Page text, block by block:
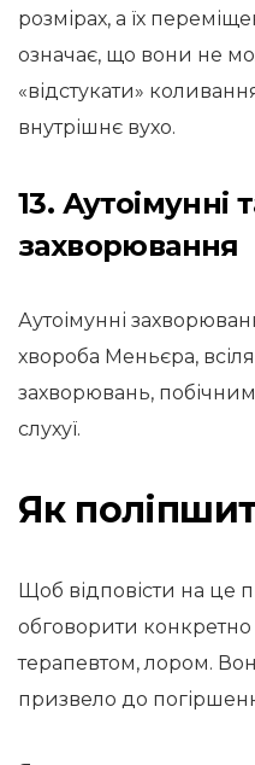
розмірах, а їх
означає, що вони не
«відстукати»
внутрішнє вухо.
13. Аутоімунні
захворювання
Аутоімунні
хвороба Меньєра,
захворювань,
слухуї.
Як
Щоб відповісти на це
обговорити
терапевтом, лором.
призвело до